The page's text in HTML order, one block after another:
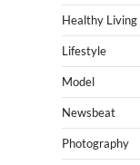
Healthy Living
Lifestyle
Model
Newsbeat
Photography